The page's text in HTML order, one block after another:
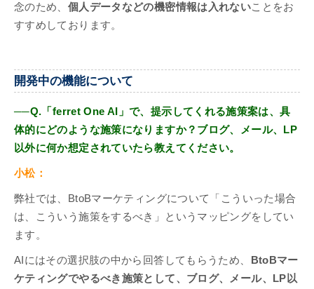
念のため、 個人データなどの機密情報は入れないことをお
すすめしております。
開発中の機能について
──Q.「ferret One AI」で、提示してくれる施策案は、具
体的にどのような施策になりますか？ブログ、メール、LP
以外に何か想定されていたら教えてください。
小松：
弊社では、BtoBマーケティングについて「こういった場合
は、こういう施策をするべき」というマッピングをしてい
ます。
AIにはその選択肢の中から回答してもらうため、
BtoBマー
ケティングでやるべき施策として、ブログ、メール、LP以